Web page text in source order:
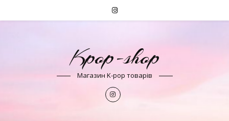
Kpop-shop
Магазин K-pop товарів